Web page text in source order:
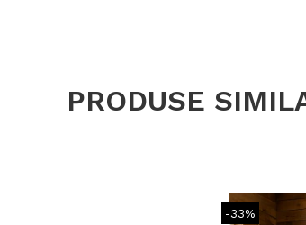
PRODUSE
-33%